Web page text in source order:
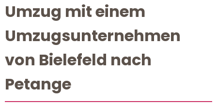
Umzug mit einem
Umzugsunternehmen
von Bielefeld nach
Petange